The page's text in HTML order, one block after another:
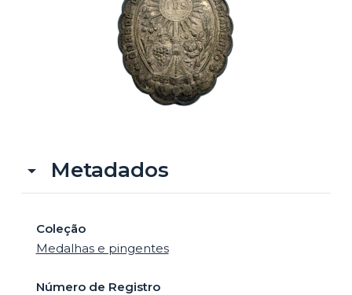
Metadados
Coleção
Medalhas e pingentes
Número de Registro